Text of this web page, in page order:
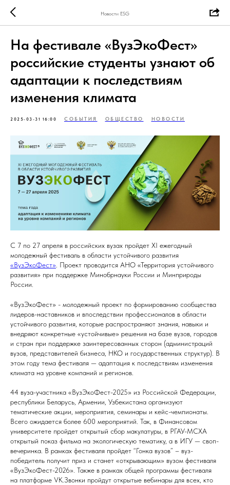
Новости ESG
На фестивале «ВузЭкоФест»
российские студенты узнают об
адаптации к последствиям
изменения климата
2025-03-31 16:00 СОБЫТИЯ ОБЩЕСТВО НОВОСТИ
C 7 по 27 апреля в российских вузах пройдет XI ежегодный
молодежный фестиваль в области устойчивого развития
«ВузЭкоФест» . Проект проводится АНО «Территория устойчивого
развития» при поддержке Минобрнауки России и Минприроды
России.
«ВузЭкоФест» - молодежный проект по формированию сообщества
лидеров-наставников и впоследствии профессионалов в области
устойчивого развития, которые распространяют знания, навыки и
внедряют конкретные «устойчивые» решения на базе вузов, городов
и стран при поддержке заинтересованных сторон (администраций
вузов, представителей бизнеса, НКО и государственных структур). В
этом году тема фестиваля — адаптация к последствиям изменения
климата на уровне компаний и регионов.
44 вуза-участника «ВузЭкоФест-2025» из Российской Федерации,
республики Беларусь, Армении, Узбекистана организуют
тематические акции, мероприятия, семинары и кейс-чемпионаты.
Всего ожидается более 600 мероприятий. Так, в Финансовом
университете пройдет открытый сбор макулатуры, в РГАУ-МСХА
открытый показ фильма на экологическую тематику, а в ИГУ — своп-
вечеринка. В рамках фестиваля пройдет “Гонка вузов” – вуз-
победитель получит приз и станет «открывающим» вузом фестиваля
«ВузЭкоФест-2026». Также в рамках общей программы фестиваля
на платформе VK.Звонки пройдут открытые вебинары для всех, кто